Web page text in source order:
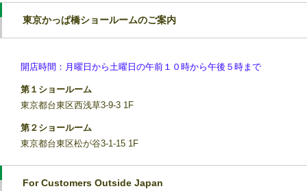
東京かっぱ橋ショールームのご案内
開店時間：月曜日から土曜日の午前１０時から午後５時まで
第１ショールーム
東京都台東区西浅草3-9-3 1F
第２ショールーム
東京都台東区松が谷3-1-15 1F
For Customers Outside Japan